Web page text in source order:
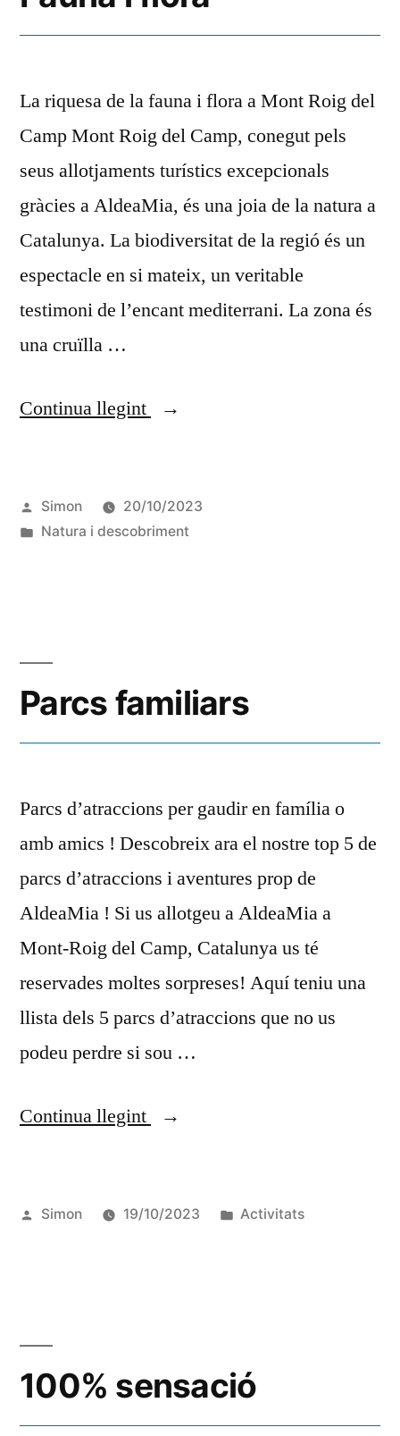
La riquesa de la fauna i flora a Mont Roig del
Camp Mont Roig del Camp, conegut pels
seus allotjaments turístics excepcionals
gràcies a AldeaMia, és una joia de la natura a
Catalunya. La biodiversitat de la regió és un
espectacle en si mateix, un veritable
testimoni de l’encant mediterrani. La zona és
una cruïlla …
Continua llegint
Simon
20/10/2023
Natura i descobriment
Parcs familiars
Parcs d’atraccions per gaudir en família o
amb amics ! Descobreix ara el nostre top 5 de
parcs d’atraccions i aventures prop de
AldeaMia ! Si us allotgeu a AldeaMia a
Mont-Roig del Camp, Catalunya us té
reservades moltes sorpreses! Aquí teniu una
llista dels 5 parcs d’atraccions que no us
podeu perdre si sou …
Continua llegint
Simon 19/10/2023 Activitats
100% sensació